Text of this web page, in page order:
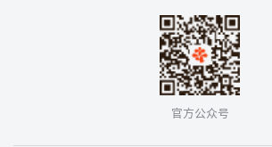
官方公众号